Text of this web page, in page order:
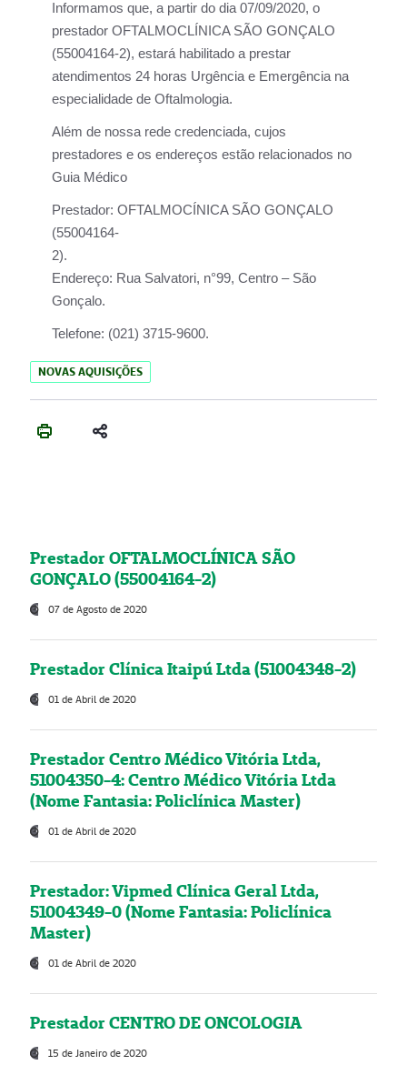
Informamos que, a partir do dia07/09/2020, o
prestador OFTALMOCLÍNICA SÃO GONÇALO
(55004164-2), estará habilitado a prestar
atendimentos 24 horas Urgência e Emergência na
especialidade de Oftalmologia.
Além de nossa rede credenciada, cujos
prestadores e os endereços estão relacionados no
Guia Médico
Prestador: OFTALMOCÍNICA SÃO GONÇALO
(55004164-
2).
Endereço: Rua Salvatori, n°99, Centro – São
Gonçalo.
Telefone: (021) 3715-9600.
NOVAS AQUISIÇÕES
Prestador OFTALMOCLÍNICA SÃO
GONÇALO (55004164-2)
07 de Agosto de 2020
Prestador Clínica Itaipú Ltda (51004348-2)
01 de Abril de 2020
Prestador Centro Médico Vitória Ltda,
51004350-4: Centro Médico Vitória Ltda
(Nome Fantasia: Policlínica Master)
01 de Abril de 2020
Prestador: Vipmed Clínica Geral Ltda,
51004349-0 (Nome Fantasia: Policlínica
Master)
01 de Abril de 2020
Prestador CENTRO DE ONCOLOGIA
15 de Janeiro de 2020